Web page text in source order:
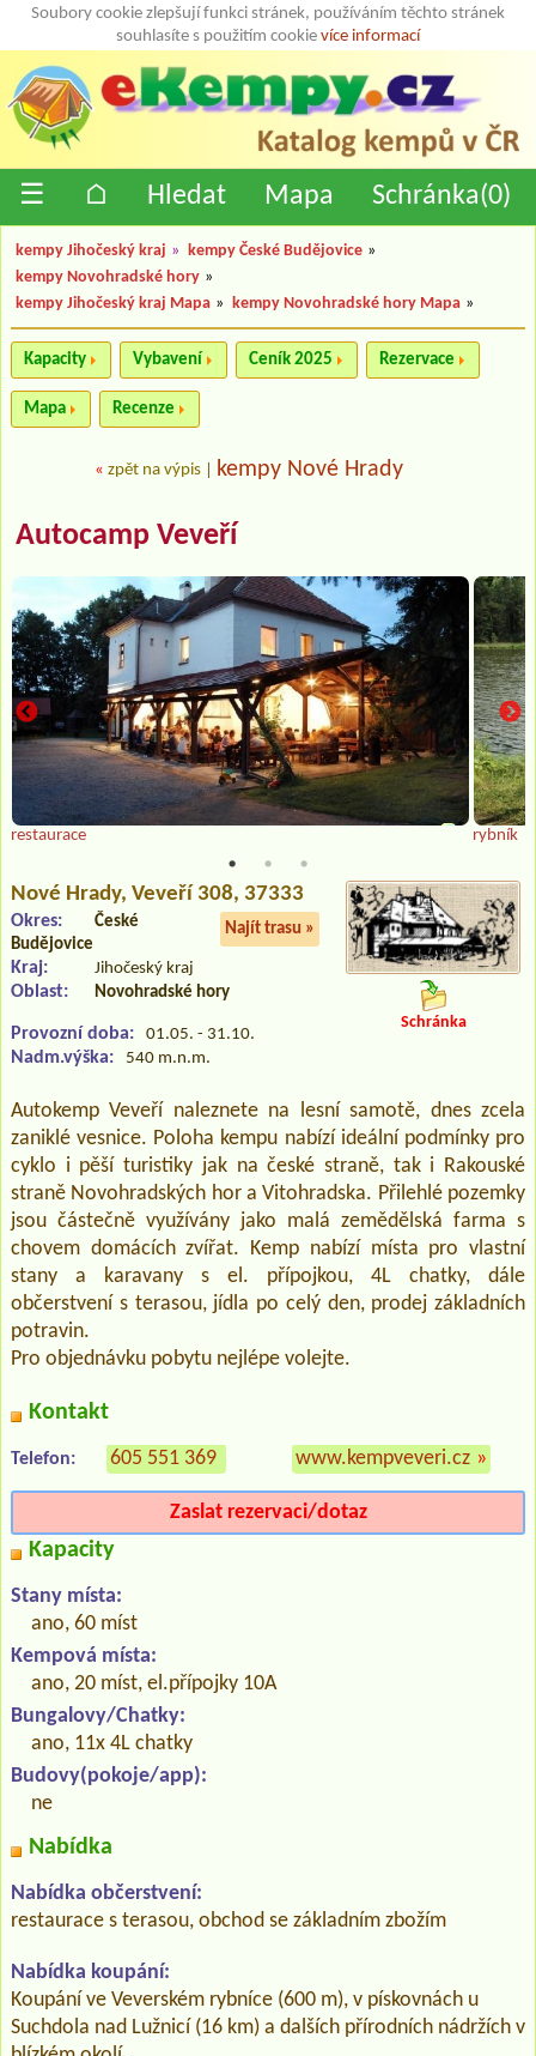
Soubory cookie zlepšují funkci stránek, používáním těchto stránek
souhlasíte s použitím cookie více informací
☰ ⌂ Hledat Mapa Schránka(0)
kempy Jihočeský kraj » kempy České Budějovice »
kempy Novohradské hory »
kempy Jihočeský kraj Mapa » kempy Novohradské hory Mapa »
Kapacity Vybavení Ceník 2025 Rezervace
Mapa Recenze
« zpět na výpis kempy Nové Hrady
Autocamp Veveří
restaurace rybník
Nové Hrady, Veveří 308, 37333
Najít trasu »
Okres:
České
Budějovice
Kraj: Jihočeský kraj
Oblast: Novohradské hory
Provozní doba: 01.05. - 31.10.
Nadm.výška: 540 m.n.m.
Schránka
Autokemp Veveří naleznete na lesní samotě, dnes zcela
zaniklé vesnice. Poloha kempu nabízí ideální podmínky pro
cyklo i pěší turistiky jak na české straně, tak i Rakouské
straně Novohradských hor a Vitohradska. Přilehlé pozemky
jsou částečně využívány jako malá zemědělská farma s
chovem domácích zvířat. Kemp nabízí místa pro vlastní
stany a karavany s el. přípojkou, 4L chatky, dále
občerstvení s terasou, jídla po celý den, prodej základních
potravin.
Pro objednávku pobytu nejlépe volejte.
Kontakt
Telefon: 605 551 369 www.kempveveri.cz »
Zaslat rezervaci/dotaz
Kapacity
Stany místa:
ano, 60 míst
Kempová místa:
ano, 20 míst, el.přípojky 10A
Bungalovy/Chatky:
ano, 11x 4L chatky
Budovy(pokoje/app):
ne
Nabídka
Nabídka občerstvení:
restaurace s terasou, obchod se základním zbožím
Nabídka koupání:
Koupání ve Veverském rybníce (600 m), v pískovnách u
Suchdola nad Lužnicí (16 km) a dalších přírodních nádržích v